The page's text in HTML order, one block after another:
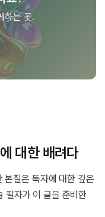
하는 곳.
대한 배려다
본질은 독자에 대한 깊은
필자가 이 글을 준비한